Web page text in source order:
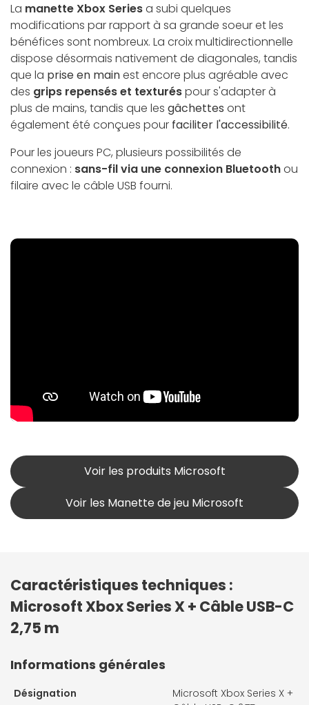
La manette Xbox Seriesa subi quelques
modifications par rapport à sa grande soeur et les
bénéfices sont nombreux. La croix multidirectionnelle
dispose désormais nativement de diagonales, tandis
que la prise en mainest encore plus agréable avec
des grips repensés et texturéspour s'adapter à
plus de mains, tandis que les gâchettes ont
également été conçues pour faciliter l'accessibilité.
Pour les joueurs PC, plusieurs possibilités de
connexion : sans-fil via une connexion Bluetoothou
filaire avec le câble USB fourni.
Voir les produits Microsoft
Voir les Manette de jeu Microsoft
Caractéristiques techniques :
Microsoft Xbox Series X + Câble USB-C
2,75 m
Informations générales
Désignation
Microsoft Xbox Series X +